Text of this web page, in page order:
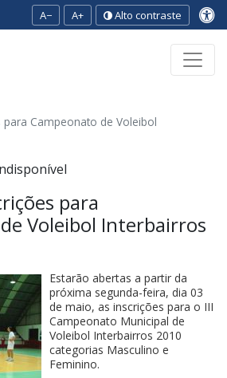
A− A+ Alto contraste
para Campeonato de Voleibol
para
Voleibol Interbairros
Estarão abertas a partir da
próxima segunda-feira, dia 03
de maio, as inscrições para o III
Campeonato Municipal de
Voleibol Interbairros 2010
categorias Masculino e
Feminino.